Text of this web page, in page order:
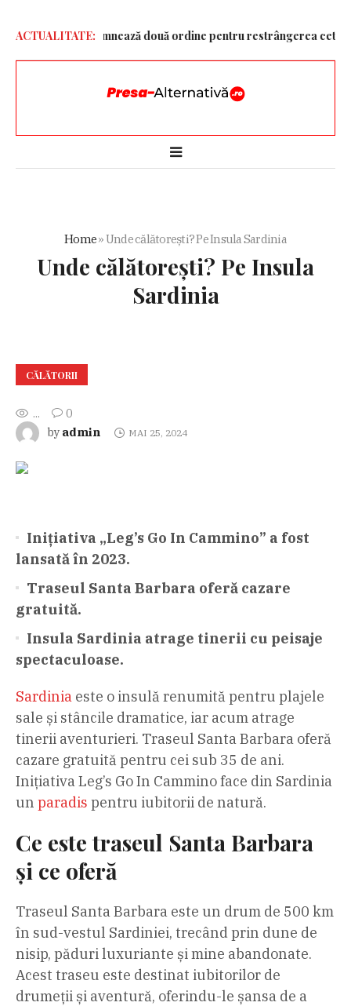
ACTUALITATE:
Trump semnează două ordine pentru restrângerea
Home»Unde călătorești? Pe Insula Sardinia
Unde călătorești? Pe Insula
Sardinia
CĂLĂTORII
...
0
by admin MAI 25, 2024
Inițiativa „Leg’s Go In Cammino” a fost
lansată în 2023.
Traseul Santa Barbara oferă cazare
gratuită.
Insula Sardinia atrage tinerii cu peisaje
spectaculoase.
Sardinia este o insulă renumită pentru plajele
sale și stâncile dramatice, iar acum atrage
tinerii aventurieri. Traseul Santa Barbara oferă
cazare gratuită pentru cei sub 35 de ani.
Inițiativa Leg’s Go In Cammino face din Sardinia
un paradis pentru iubitorii de natură.
Ce este traseul Santa Barbara
și ce oferă
Traseul Santa Barbara este un drum de 500 km
în sud-vestul Sardiniei, trecând prin dune de
nisip, păduri luxuriante și mine abandonate.
Acest traseu este destinat iubitorilor de
drumeții și aventură, oferindu-le șansa de a